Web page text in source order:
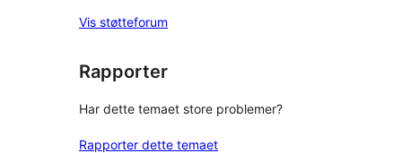
Vis støtteforum
Rapporter
Har dette temaet store problemer?
Rapporter dette temaet